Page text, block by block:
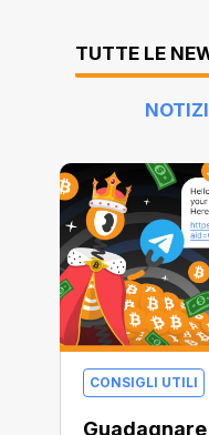
TUTTE LE
CONSIGLI UTILI